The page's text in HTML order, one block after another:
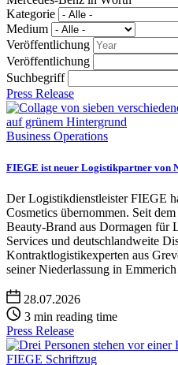
Kategorie
Medium
Veröffentlichung
Veröffentlichung
Suchbegriff
Press Release
Business Operations
FIEGE ist neuer Logistikpartner von
Der Logistikdienstleister FIEGE
Cosmetics übernommen. Seit
Beauty-Brand aus Dormagen für
Services und deutschlandweite
Kontraktlogistikexperten aus
seiner Niederlassung in
28.07.2026
3 min reading time
Press Release